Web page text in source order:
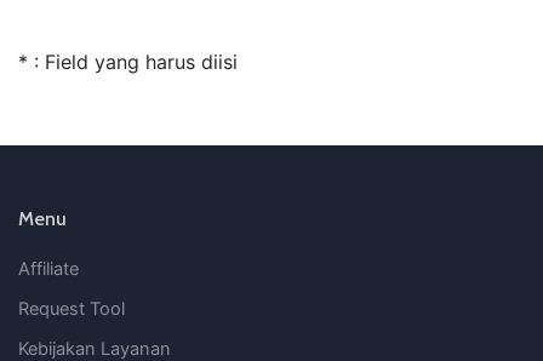
* : Field yang harus diisi
Menu
Affiliate
Request Tool
Kebijakan Layanan